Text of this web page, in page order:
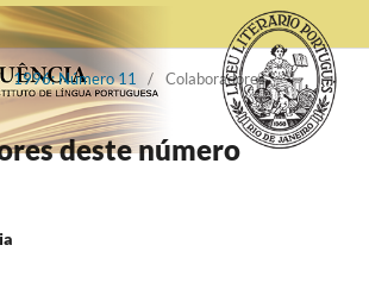
1996: Número 11 / Colaboradores
deste número